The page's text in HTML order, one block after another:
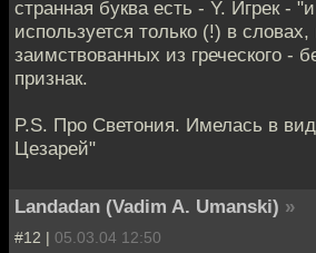
странная буква есть - Y. Игрек -
используется только (!) в
заимствованных из греческого -
признак.
P.S. Про Светония. Имелась в
Цезарей"
Landadan (Vadim A. Umanski) »
#12 | 05.03.04 12:50